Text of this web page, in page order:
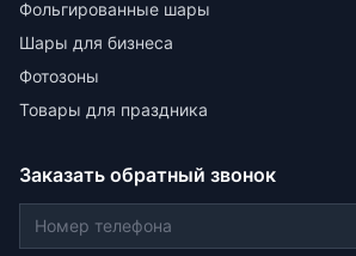
Фольгированные шары
Шары для бизнеса
Фотозоны
Товары для праздника
Заказать обратный звонок